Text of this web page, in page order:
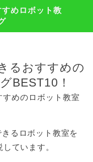
めロボット教
るおすすめの
BEST10！
るロボット教室を
ています。